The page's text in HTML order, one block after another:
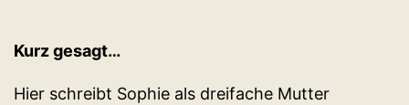
Kurz gesagt…
Hier schreibt Sophie als dreifache Mutter